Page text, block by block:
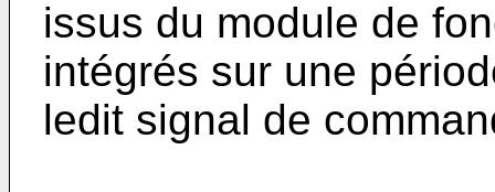
issus du module de
intégrés sur une
ledit signal de